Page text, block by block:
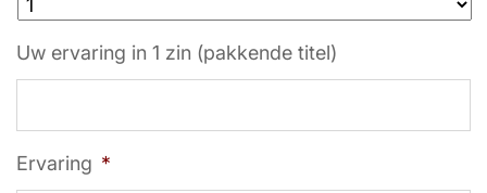
Uw ervaring in 1 zin (pakkende titel)
Ervaring *